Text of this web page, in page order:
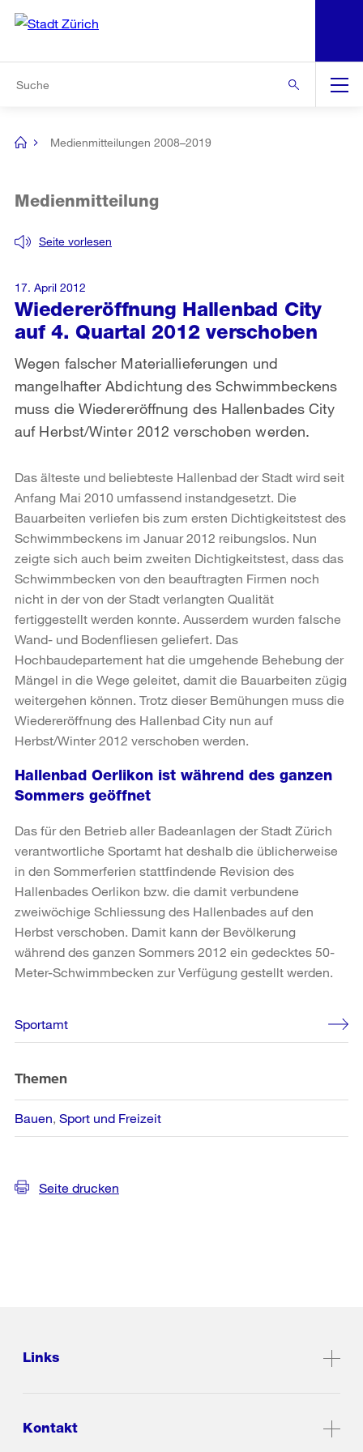
Navigation
[no
Medienmitteilungen 2008–2019
Wiedereröffnung Hallenbad City
auf 4. Quartal 2012 verschoben
Seite vorlesen
Medienmitteilung
Wegen falscher Materiallieferungen und
mangelhafter Abdichtung des Schwimmbeckens
muss die Wiedereröffnung des Hallenbades City
auf Herbst/Winter 2012 verschoben werden.
17. April 2012
Das älteste und beliebteste Hallenbad der Stadt wird seit
Anfang Mai 2010 umfassend instandgesetzt. Die
Bauarbeiten verliefen bis zum ersten Dichtigkeitstest des
Schwimmbeckens im Januar 2012 reibungslos. Nun
zeigte sich auch beim zweiten Dichtigkeitstest, dass das
Schwimmbecken von den beauftragten Firmen noch
nicht in der von der Stadt verlangten Qualität
fertiggestellt werden konnte. Ausserdem wurden falsche
Wand- und Bodenfliesen geliefert. Das
Hochbaudepartement hat die umgehende Behebung der
Mängel in die Wege geleitet, damit die Bauarbeiten zügig
weitergehen können. Trotz dieser Bemühungen muss die
Wiedereröffnung des Hallenbad City nun auf
Herbst/Winter 2012 verschoben werden.
Hallenbad Oerlikon ist während des ganzen
Sommers geöffnet
Das für den Betrieb aller Badeanlagen der Stadt Zürich
verantwortliche Sportamt hat deshalb die üblicherweise
in den Sommerferien stattfindende Revision des
Hallenbades Oerlikon bzw. die damit verbundene
zweiwöchige Schliessung des Hallenbades auf den
Herbst verschoben. Damit kann der Bevölkerung
während des ganzen Sommers 2012 ein gedecktes 50-
Meter-Schwimmbecken zur Verfügung gestellt werden.
Weitere
Informationen
Sportamt
Themen
Bauen Sport und Freizeit
Seite drucken
Links
Kontakt